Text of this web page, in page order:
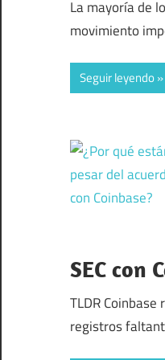
La mayoría de
movimiento
Seguir leyendo
SEC con
TLDR
registros